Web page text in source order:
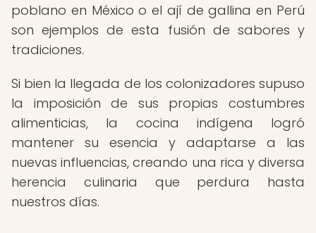
poblano en México o el ají de gallina en Perú
son ejemplos de esta fusión de sabores y
tradiciones.
Si bien la llegada de los colonizadores supuso
la imposición de sus propias costumbres
alimenticias, la cocina indígena logró
mantener su esencia y adaptarse a las
nuevas influencias, creando una rica y diversa
herencia culinaria que perdura hasta
nuestros días.